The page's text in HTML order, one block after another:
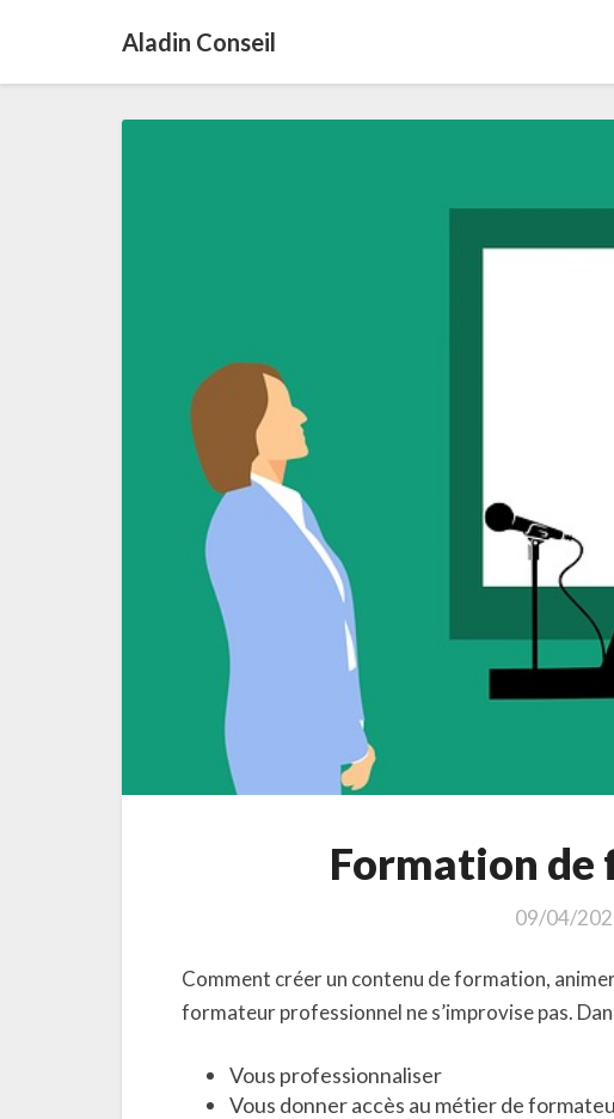
Aladin Conseil
Formation
09/04/
Comment créer un contenu de formation,
formateur professionnel ne s’improvise pas.
Vous professionnaliser
Vous donner accès au métier de